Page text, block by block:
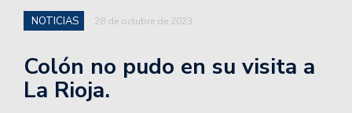
NOTICIAS 28 de octubre de 2023
Colón no pudo en su visita a
La Rioja.